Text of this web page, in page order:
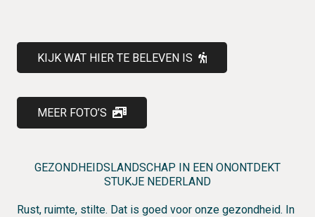
KIJK WAT HIER TE BELEVEN IS
MEER FOTO’S
GEZONDHEIDSLANDSCHAP IN EEN ONONTDEKT
STUKJE NEDERLAND
Rust, ruimte, stilte. Dat is goed voor onze gezondheid. In